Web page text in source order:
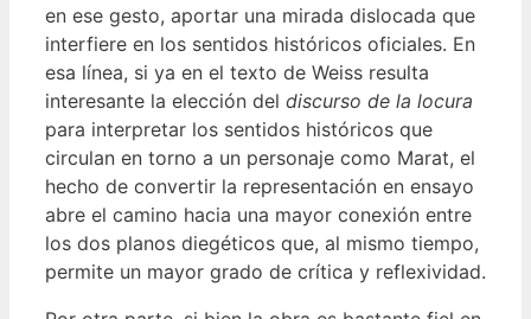
en ese gesto, aportar una mirada dislocada que
interfiere en los sentidos históricos oficiales. En
esa línea, si ya en el texto de Weiss resulta
interesante la elección del discurso de la locura
para interpretar los sentidos históricos que
circulan en torno a un personaje como Marat, el
hecho de convertir la representación en ensayo
abre el camino hacia una mayor conexión entre
los dos planos diegéticos que, al mismo tiempo,
permite un mayor grado de crítica y reflexividad.